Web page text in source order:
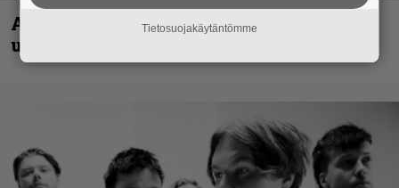
Anthrax vie katsojat keikkatunnelmiin
uudella videollaan
Tietosuojakäytäntömme